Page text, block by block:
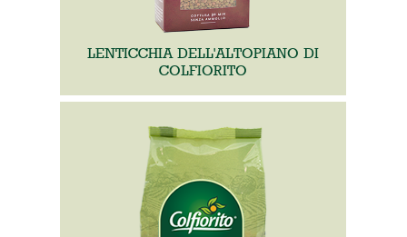
LENTICCHIA DELL'ALTOPIANO DI
COLFIORITO